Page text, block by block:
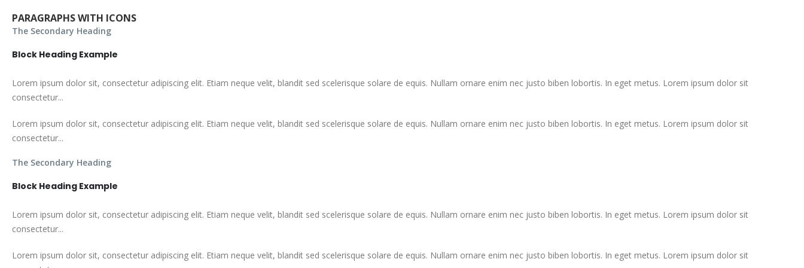
PARAGRAPHS WITH ICONS
The Secondary Heading
Block Heading Example
Lorem ipsum dolor sit, consectetur adipiscing elit. Etiam neque velit, blandit sed scelerisque solare de equis. Nullam ornare enim nec justo biben lobortis. In eget metus. Lorem ipsum dolor sit
consectetur...
Lorem ipsum dolor sit, consectetur adipiscing elit. Etiam neque velit, blandit sed scelerisque solare de equis. Nullam ornare enim nec justo biben lobortis. In eget metus. Lorem ipsum dolor sit
consectetur...
The Secondary Heading
Block Heading Example
Lorem ipsum dolor sit, consectetur adipiscing elit. Etiam neque velit, blandit sed scelerisque solare de equis. Nullam ornare enim nec justo biben lobortis. In eget metus. Lorem ipsum dolor sit
consectetur...
Lorem ipsum dolor sit, consectetur adipiscing elit. Etiam neque velit, blandit sed scelerisque solare de equis. Nullam ornare enim nec justo biben lobortis. In eget metus. Lorem ipsum dolor sit